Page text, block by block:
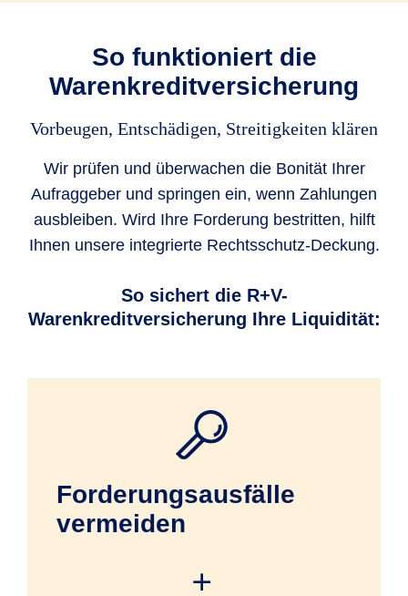
So funktioniert die
Warenkreditversicherung
Vorbeugen, Entschädigen, Streitigkeiten klären
Wir prüfen und überwachen die Bonität Ihrer
Aufraggeber und springen ein, wenn Zahlungen
ausbleiben. Wird Ihre Forderung bestritten, hilft
Ihnen unsere integrierte Rechtsschutz-Deckung.
So sichert die R+V-
Warenkreditversicherung Ihre Liquidität:
Forderungsausfälle
vermeiden